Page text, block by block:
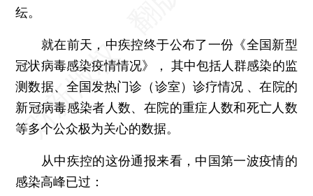
纭。
就在前天，中疾控终于公布了一份《全国新型
冠状病毒感染疫情情况》， 其中包括人群感染的监
测数据、全国发热门诊（诊室）诊疗情况 、在院的
新冠病毒感染者人数、在院的重症人数和死亡人数
等多个公众极为关心的数据。
从中疾控的这份通报来看，中国第一波疫情的
感染高峰已过：